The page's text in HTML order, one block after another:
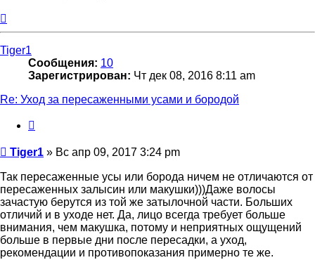
Tiger1
Сообщения: 10
Зарегистрирован: Чт дек 08, 2016 8:11 am
Re: Уход за пересаженными усами и бородой
Сообщение
Tiger1 » Вс апр 09, 2017 3:24 pm
Так пересаженные усы или борода ничем не отличаются от
пересаженных залысин или макушки)))Даже волосы
зачастую берутся из той же затылочной части. Больших
отличий и в уходе нет. Да, лицо всегда требует больше
внимания, чем макушка, потому и неприятных ощущений
больше в первые дни после пересадки, а уход,
рекомендации и противопоказания примерно те же.